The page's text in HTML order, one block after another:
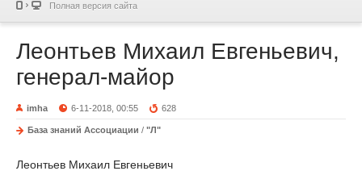
Полная версия сайта
Леонтьев Михаил Евгеньевич,
генерал-майор
imha 6-11-2018, 00:55 628
База знаний Ассоциации / "Л"
Леонтьев Михаил Евгеньевич